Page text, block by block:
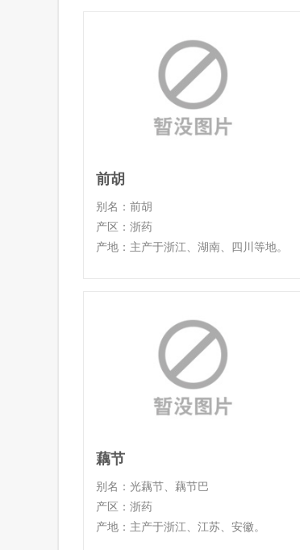
前胡
别名：前胡
产区：浙药
产地：主产于浙江、湖南、四川等地。
藕节
别名：光藕节、藕节巴
产区：浙药
产地：主产于浙江、江苏、安徽。